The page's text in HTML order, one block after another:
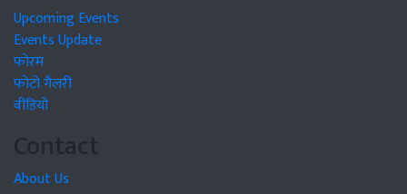
Upcoming Events
Events Update
फोरम
फोटो गैलरी
वीडियो
Contact
About Us